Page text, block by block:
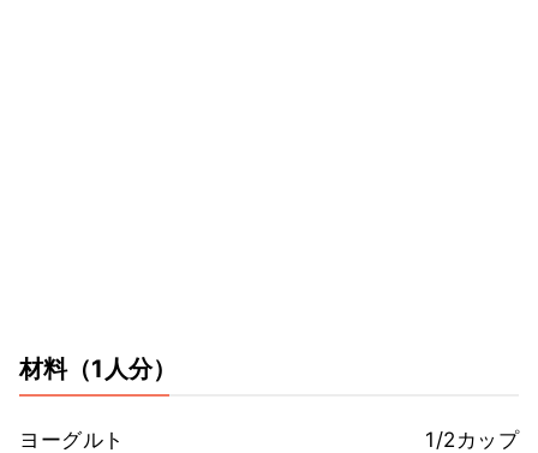
材料（1人分）
ヨーグルト
1/2カップ